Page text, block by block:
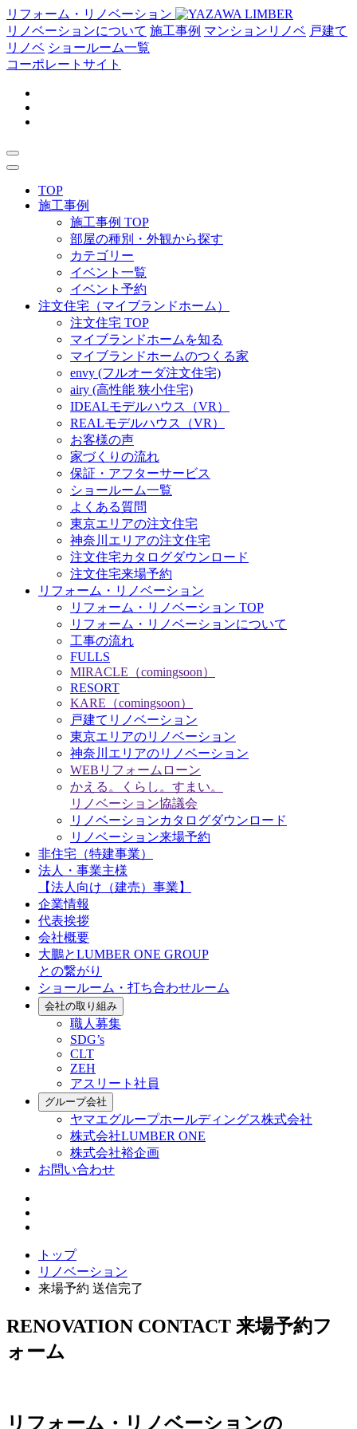
リフォーム・リノベーション
リノベーションについて 施工事例 マンションリノベ 戸建て
リノベ ショールーム一覧
コーポレートサイト
TOP
施工事例
施工事例 TOP
部屋の種別・外観から探す
カテゴリー
イベント一覧
イベント予約
注文住宅（マイブランドホーム）
注文住宅 TOP
マイブランドホームを知る
マイブランドホームのつくる家
envy (フルオーダ注文住宅)
airy (高性能 狭小住宅)
IDEALモデルハウス（VR）
REALモデルハウス（VR）
お客様の声
家づくりの流れ
保証・アフターサービス
ショールーム一覧
よくある質問
東京エリアの注文住宅
神奈川エリアの注文住宅
注文住宅カタログダウンロード
注文住宅来場予約
リフォーム・リノベーション
リフォーム・リノベーション TOP
リフォーム・リノベーションについて
工事の流れ
FULLS
MIRACLE（comingsoon）
RESORT
KARE（comingsoon）
戸建てリノベーション
東京エリアのリノベーション
神奈川エリアのリノベーション
WEBリフォームローン
かえる。くらし。すまい。
リノベーション協議会
リノベーションカタログダウンロード
リノベーション来場予約
非住宅（特建事業）
法人・事業主様
【法人向け（建売）事業】
企業情報
代表挨拶
会社概要
大鵬とLUMBER ONE GROUP
との繋がり
ショールーム・打ち合わせルーム
会社の取り組み
職人募集
SDG’s
CLT
ZEH
アスリート社員
グループ会社
ヤマエグループホールディングス株式会社
株式会社LUMBER ONE
株式会社裕企画
お問い合わせ
トップ
リノベーション
来場予約 送信完了
RENOVATION CONTACT 来場予約フ
ォーム
リフォーム・リノベーションの